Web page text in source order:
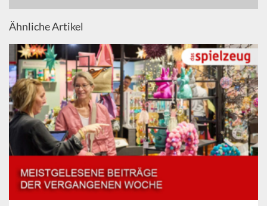
Ähnliche Artikel